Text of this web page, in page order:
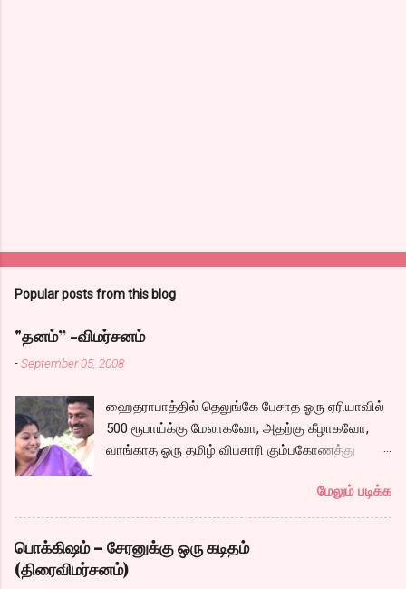
Popular posts from this blog
"தனம்” -விமர்சனம்
-September 05, 2008
ஹைதராபாத்தில் தெலுங்கே பேசாத ஓரு ஏரியாவில்
500 ரூபாய்க்கு மேலாகவோ, அதற்கு கீழாகவோ,
வாங்காத ஓரு தமிழ் விபசாரி கும்பகோணத்து
வாழ்கைபடுகிறாள். அவளுடய வாழ்கை எப்படி
அமைந்தது? என்ற ஓரு நல்ல லைனை , சங்கீதா
தன்னுடய இடுப்பை சுழற்றி, சுழற்றி நடப்பதை போல்
சும்மா, சுத்தி, சுத்தி குழப்பி, நம்பமுடியாத
திரைக்கதையால் சொதப்பி,சங்கீதாவை ஏதோ
மேலும் படிக்க
பொக்கிஷம் – சேரனுக்கு ஒரு கடிதம்
(திரைவிமர்சனம்)